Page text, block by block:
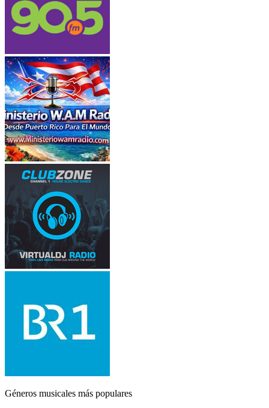
Géneros musicales más populares